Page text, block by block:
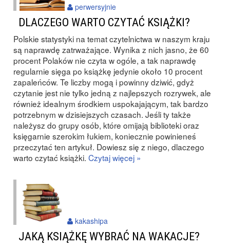
DLACZEGO WARTO CZYTAĆ KSIĄŻKI?
Polskie statystyki na temat czytelnictwa w naszym kraju
są naprawdę zatrważające. Wynika z nich jasno, że 60
procent Polaków nie czyta w ogóle, a tak naprawdę
regularnie sięga po książkę jedynie około 10 procent
zapaleńców. Te liczby mogą i powinny dziwić, gdyż
czytanie jest nie tylko jedną z najlepszych rozrywek, ale
również idealnym środkiem uspokajającym, tak bardzo
potrzebnym w dzisiejszych czasach. Jeśli ty także
należysz do grupy osób, które omijają biblioteki oraz
księgarnie szerokim łukiem, koniecznie powinieneś
przeczytać ten artykuł. Dowiesz się z niego, dlaczego
warto czytać książki. Czytaj więcej »
perwersyjnie
JAKĄ KSIĄŻKĘ WYBRAĆ NA WAKACJE?
kakashipa